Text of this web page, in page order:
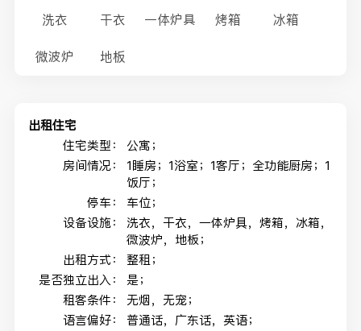
洗衣 干衣 一体炉具 烤箱 冰箱
微波炉 地板
出租住宅
住宅类型：
公寓；
房间情况：
1睡房；1浴室；1客厅；全功能厨房；1
饭厅；
停车：
车位；
设备设施：
洗衣，干衣，一体炉具，烤箱，冰箱，
微波炉，地板；
出租方式：
整租；
是否独立出入：
是；
租客条件：
无烟，无宠；
语言偏好：
普通话，广东话，英语；